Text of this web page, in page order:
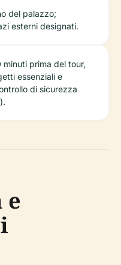
del palazzo;
esterni designati.
prima del tour,
essenziali e
di sicurezza
e